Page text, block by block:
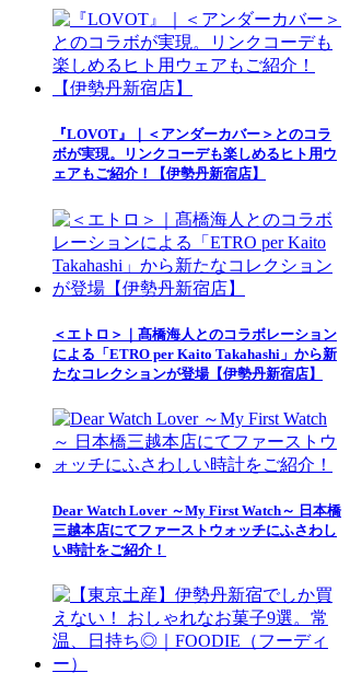
『LOVOT』｜＜アンダーカバー＞とのコラ
ボが実現。リンクコーデも楽しめるヒト用ウ
ェアもご紹介！【伊勢丹新宿店】
＜エトロ＞｜髙橋海人とのコラボレーション
による「ETRO per Kaito Takahashi」から新
たなコレクションが登場【伊勢丹新宿店】
Dear Watch Lover ～My First Watch～ 日本橋
三越本店にてファーストウォッチにふさわし
い時計をご紹介！